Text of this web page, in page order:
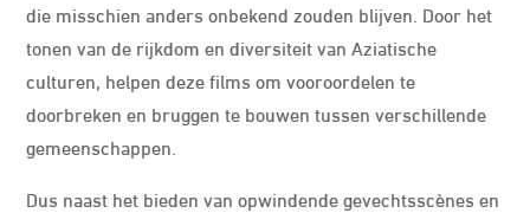
die misschien anders onbekend zouden blijven. Door het
tonen van de rijkdom en diversiteit van Aziatische
culturen, helpen deze films om vooroordelen te
doorbreken en bruggen te bouwen tussen verschillende
gemeenschappen.
Dus naast het bieden van opwindende gevechtsscènes en